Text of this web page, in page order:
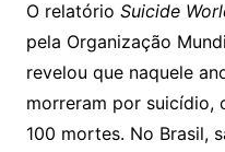
O relatório Suicide
pela Organização
revelou que naquele
morreram por suicídio,
100 mortes. No Brasil,